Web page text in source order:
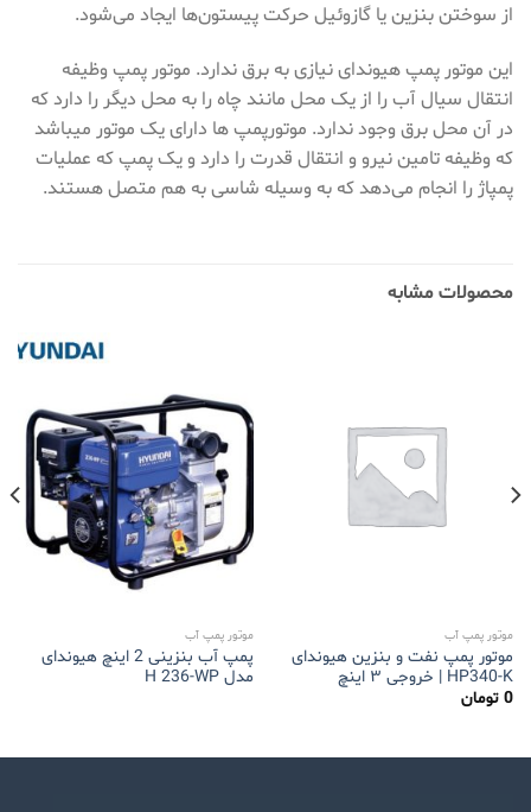
از سوختن بنزین یا گازوئیل حرکت پیستون‌ها ایجاد می‌شود.
این موتور پمپ هیوندای نیازی به برق ندارد. موتور پمپ وظیفه
انتقال سیال آب را از یک محل مانند چاه را به محل دیگر را دارد که
در آن محل برق وجود ندارد. موتورپمپ‌ ها دارای یک موتور میباشد
که وظیفه تامین نیرو و انتقال قدرت را دارد و یک پمپ که عملیات
پمپاژ را انجام می‌دهد که به وسیله شاسی به هم متصل هستند.
محصولات مشابه
موتور پمپ آب
موتور پمپ نفت و بنزین هیوندای
HP340-K | خروجی ۳ اینچ
0 تومان
موتور پمپ آب
پمپ آب بنزینی 2 اینچ هیوندای
مدل H 236-WP